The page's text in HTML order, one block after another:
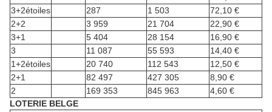
3+2étoiles
287 1 503
72,10 €
2+2
3 959 21 704
22,90 €
3+1
5 404 28 154
16,90 €
3
11 087 55 593
14,40 €
1+2étoiles
20 740 112 543
12,50 €
2+1
82 497 427 305
8,90 €
2
169 353 845 963
4,60 €
LOTERIE BELGE